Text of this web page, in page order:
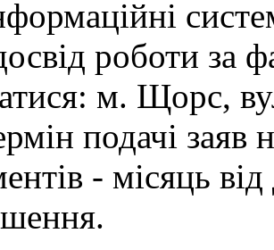
роботи за
м. Щорс,
подачі заяв
- місяць